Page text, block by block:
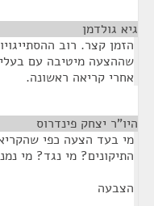
גיא גולדמן
הזמן קצר. רוב
שההצעה מיטיבה עם בעלי
אחרי קריאה ראשונה.
היו"ר יצחק פינדרוס
מי בעד הצעה כפי
התיקונים? מי נגד? מי
הצבעה